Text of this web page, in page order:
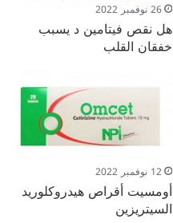
26 نوفمبر 2022
هل نقص فيتامين د يسبب
خفقان القلب
12 نوفمبر 2022
أومسيت أقراص هيدروكلوريد
السيتريزين